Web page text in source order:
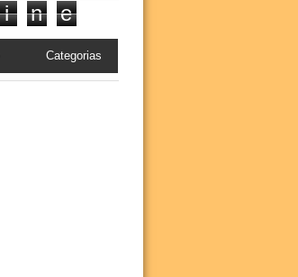
i n
e
Categorias